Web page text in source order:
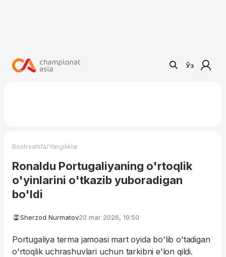
Ўз
Bosh sahifa/Yangiliklar
Ronaldu Portugaliyaning o'rtoqlik
o'yinlarini o'tkazib yuboradigan
bo'ldi
Sherzod Nurmatov20 mar 2026, 19:50
Portugaliya terma jamoasi mart oyida bo'lib o'tadigan
o'rtoqlik uchrashuvlari uchun tarkibni e'lon qildi.